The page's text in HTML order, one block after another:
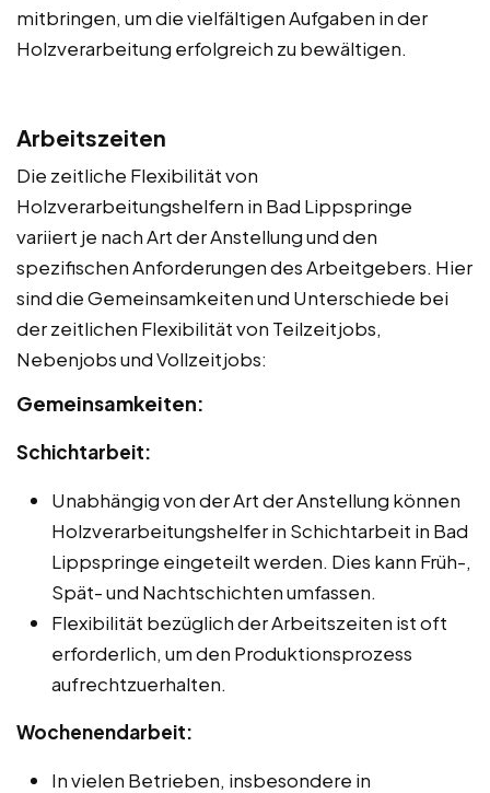
mitbringen, um die vielfältigen Aufgaben in der
Holzverarbeitung erfolgreich zu bewältigen.
Arbeitszeiten
Die zeitliche Flexibilität von
Holzverarbeitungshelfern in Bad Lippspringe
variiert je nach Art der Anstellung und den
spezifischen Anforderungen des Arbeitgebers. Hier
sind die Gemeinsamkeiten und Unterschiede bei
der zeitlichen Flexibilität von Teilzeitjobs,
Nebenjobs und Vollzeitjobs:
Gemeinsamkeiten:
Schichtarbeit:
Unabhängig von der Art der Anstellung können
Holzverarbeitungshelfer in Schichtarbeit in Bad
Lippspringe eingeteilt werden. Dies kann Früh-,
Spät- und Nachtschichten umfassen.
Flexibilität bezüglich der Arbeitszeiten ist oft
erforderlich, um den Produktionsprozess
aufrechtzuerhalten.
Wochenendarbeit:
In vielen Betrieben, insbesondere in